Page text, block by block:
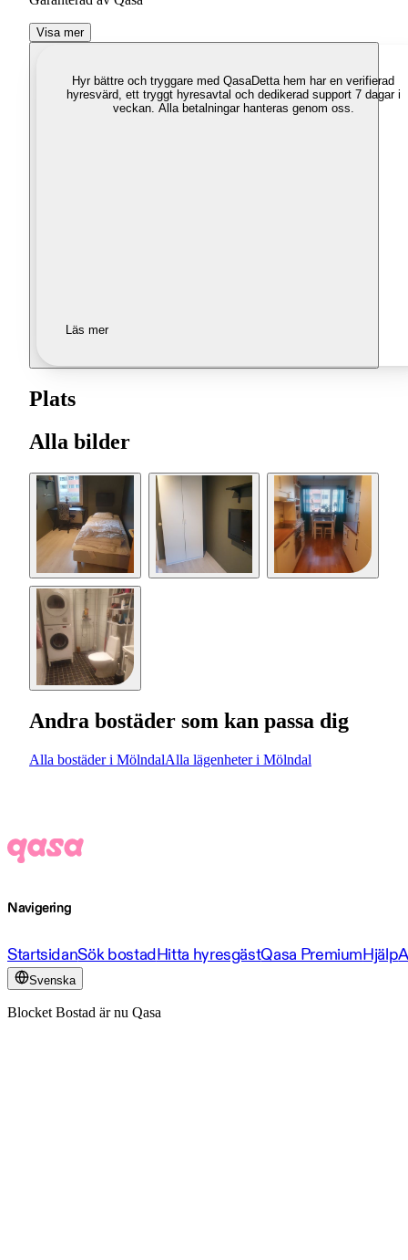
Visa mer
Hyr bättre och tryggare med QasaDetta hem har en verifierad
hyresvärd, ett tryggt hyresavtal och dedikerad support 7 dagar i
veckan. Alla betalningar hanteras genom oss.
Läs mer
Plats
Alla bilder
Andra bostäder som kan passa dig
Alla bostäder i MölndalAlla lägenheter i Mölndal
Navigering
StartsidanSök bostadHitta hyresgästQasa PremiumHjälp
Svenska
Blocket Bostad är nu Qasa